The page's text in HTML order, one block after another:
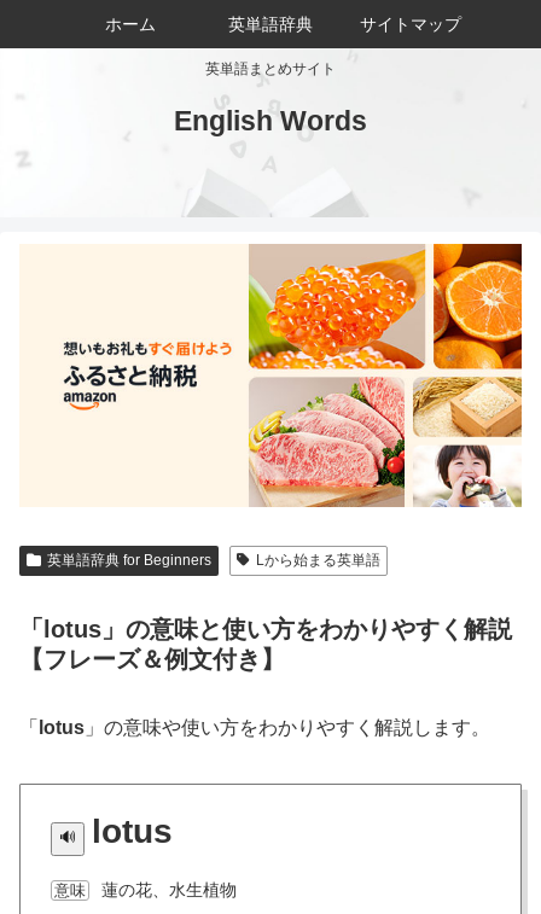
英単語まとめサイト
English Words
ホーム 英単語辞典 サイトマップ
英単語辞典 for Beginners Lから始まる英単語
「lotus」の意味と使い方をわかりやすく解説
【フレーズ＆例文付き】
「 lotus 」の意味や使い方をわかりやすく解説します。
lotus
意味 蓮の花、水生植物